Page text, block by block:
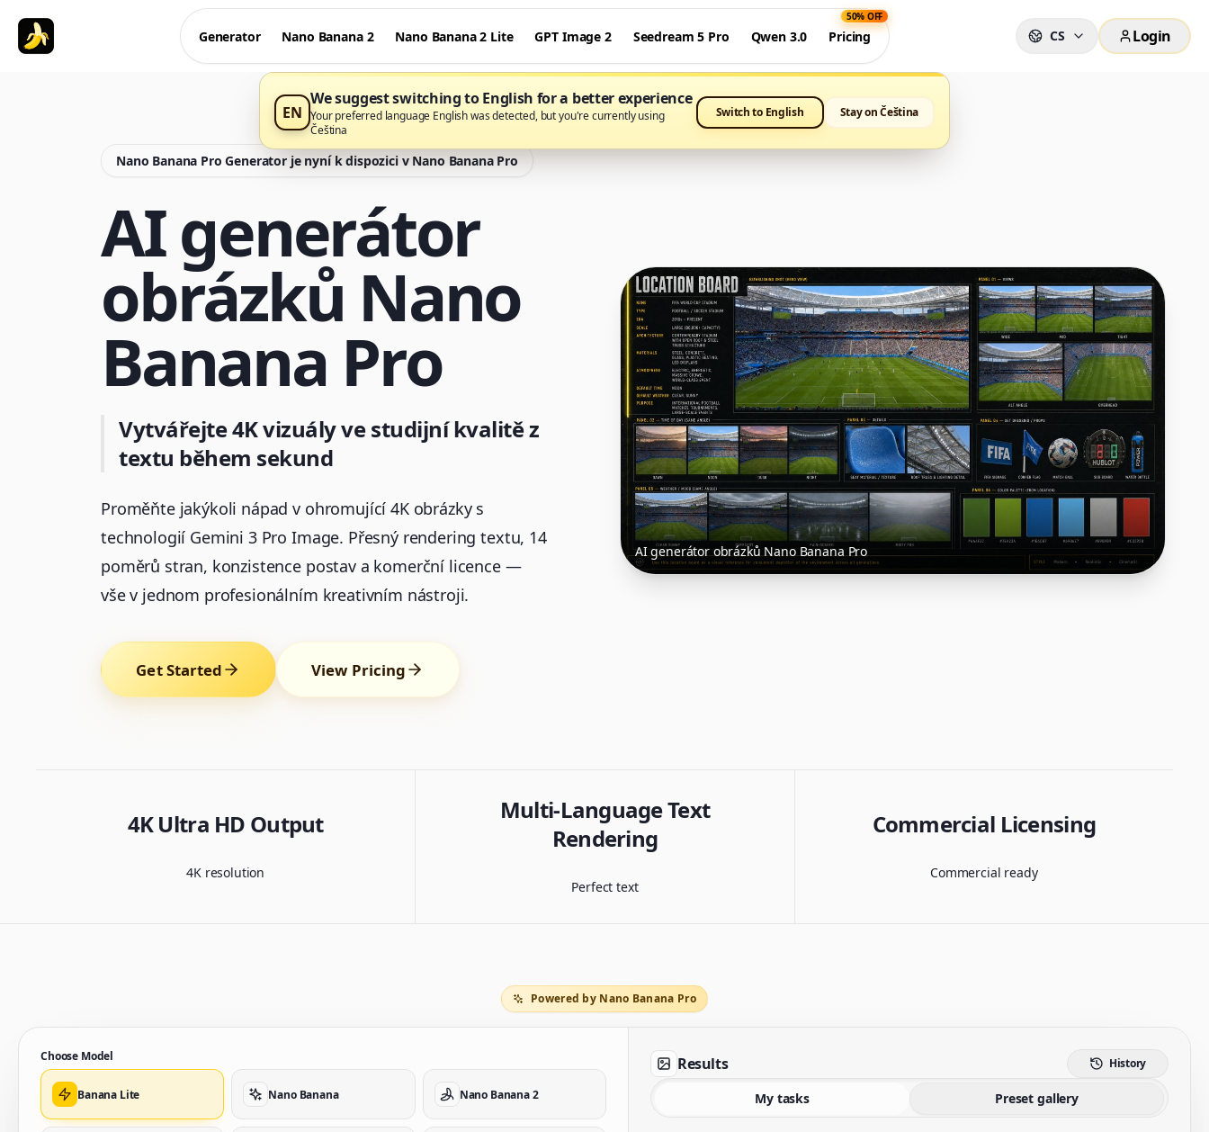
Generator Nano Banana 2 Nano Banana 2 Lite GPT Image 2 Seedream 5 Pro Qwen 3.0 Pricing
50% OFF
CS Login
EN
We suggest switching to English for a better experience
Your preferred language English was detected, but you're currently using
Čeština
Switch to English Stay on Čeština
Nano Banana Pro Generator je nyní k dispozici v Nano Banana Pro
AI generátor
obrázků Nano
Banana Pro
Vytvářejte 4K vizuály ve studijní kvalitě z
textu během sekund
Proměňte jakýkoli nápad v ohromující 4K obrázky s
technologií Gemini 3 Pro Image. Přesný rendering textu, 14
poměrů stran, konzistence postav a komerční licence —
vše v jednom profesionálním kreativním nástroji.
Get Started View Pricing
AI generátor obrázků Nano Banana Pro
4K Ultra HD Output
4K resolution
Multi-Language Text
Rendering
Perfect text
Commercial Licensing
Commercial ready
Powered by Nano Banana Pro
Choose Model
Banana Lite Nano Banana Nano Banana 2
Results History
My tasks Preset gallery